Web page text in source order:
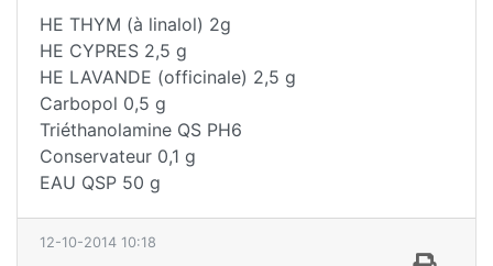
HE THYM (à linalol) 2g
HE CYPRES 2,5 g
HE LAVANDE (officinale) 2,5 g
Carbopol 0,5 g
Triéthanolamine QS PH6
Conservateur 0,1 g
EAU QSP 50 g
12-10-2014 10:18